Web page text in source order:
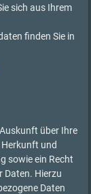
sich aus Ihrem
finden Sie in
über Ihre
und
sowie ein Recht
Daten. Hierzu
Daten